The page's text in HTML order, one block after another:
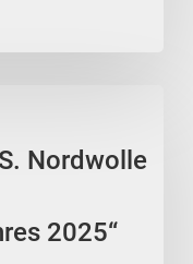
Nordwolle
2025“